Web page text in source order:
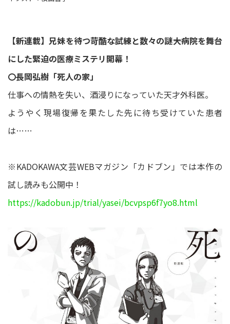
【新連載】兄妹を待つ苛酷な試練と数々の謎――大病院を舞台
にした緊迫の医療ミステリ開幕！
〇長岡弘樹「死人の家」
仕事への情熱を失い、酒浸りになっていた天才外科医。
ようやく現場復帰を果たした先に待ち受けていた患者
は……
※KADOKAWA文芸WEBマガジン「カドブン」では本作の
試し読みも公開中！
https://kadobun.jp/trial/yasei/bcvpsp6f7yo8.html